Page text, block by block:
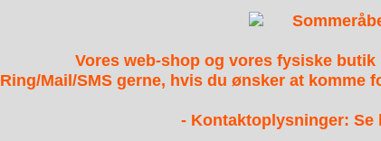
Vores web-shop og vores fysiske
Ring/Mail/SMS gerne, hvis du ønsker at komme
- Kontaktoplysninger: Se